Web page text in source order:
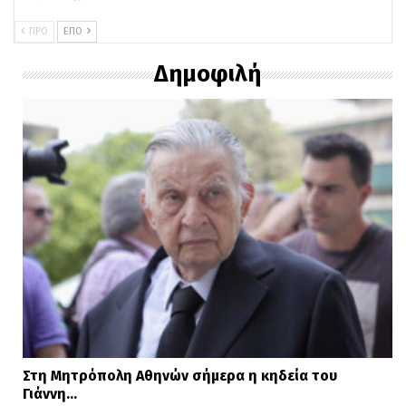
@bbcnews
Local authorities have
requested military assistance
from mainland Spain.#Ibiza
#Spain #Flooding
#BBCNews
♬ original sound – BBC News –
BBC News
ΠΡΟ ΕΠΌ
Δημοφιλή
Στη Μητρόπολη Αθηνών σήμερα η κηδεία του
Γιάννη…